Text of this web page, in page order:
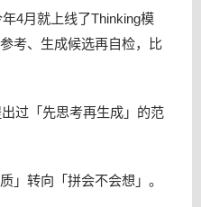
4月就上线了Thinking模
考、生成候选再自检，比
过「先思考再生成」的范
」转向「拼会不会想」。